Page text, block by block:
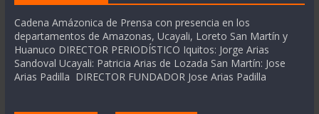
Cadena Amázonica de Prensa con presencia en los
departamentos de Amazonas, Ucayali, Loreto San Martín y
Huanuco DIRECTOR PERIODÍSTICO Iquitos: Jorge Arias
Sandoval Ucayali: Patricia Arias de Lozada San Martín: Jose
Arias Padilla DIRECTOR FUNDADOR Jose Arias Padilla